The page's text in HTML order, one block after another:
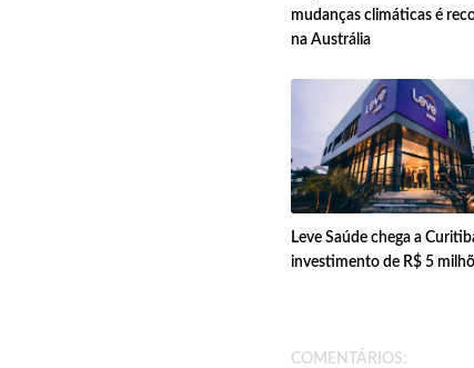
mudanças climáticas é
na Austrália
Leve Saúde chega a
investimento de R$ 5
COMENTÁRIOS: